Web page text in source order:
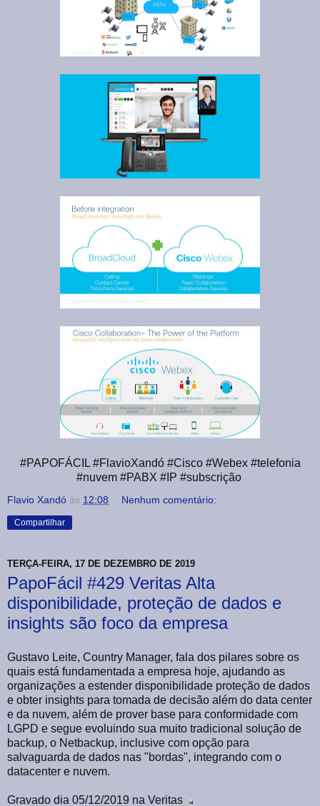
#PAPOFÁCIL #FlavioXandó #Cisco #Webex #telefonia
#nuvem #PABX #IP #subscrição
Flavio Xandó às 12:08 Nenhum comentário:
Compartilhar
TERÇA-FEIRA, 17 DE DEZEMBRO DE 2019
PapoFácil #429 Veritas Alta
disponibilidade, proteção de dados e
insights são foco da empresa
Gustavo Leite, Country Manager, fala dos pilares sobre os
quais está fundamentada a empresa hoje, ajudando as
organizações a estender disponibilidade proteção de dados
e obter insights para tomada de decisão além do data center
e da nuvem, além de prover base para conformidade com
LGPD e segue evoluindo sua muito tradicional solução de
backup, o Netbackup, inclusive com opção para
salvaguarda de dados nas "bordas", integrando com o
datacenter e nuvem.
Gravado dia 05/12/2019 na Veritas